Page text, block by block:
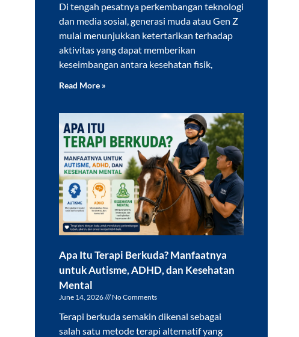
Di tengah pesatnya perkembangan teknologi
dan media sosial, generasi muda atau Gen Z
mulai menunjukkan ketertarikan terhadap
aktivitas yang dapat memberikan
keseimbangan antara kesehatan fisik,
Read More »
Apa Itu Terapi Berkuda? Manfaatnya
untuk Autisme, ADHD, dan Kesehatan
Mental
June 14, 2026 No Comments
Terapi berkuda semakin dikenal sebagai
salah satu metode terapi alternatif yang